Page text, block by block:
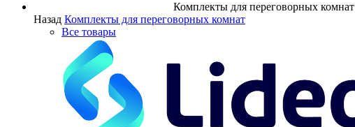
Комплекты для переговорных комнат
Назад Комплекты для переговорных комнат
Все товары